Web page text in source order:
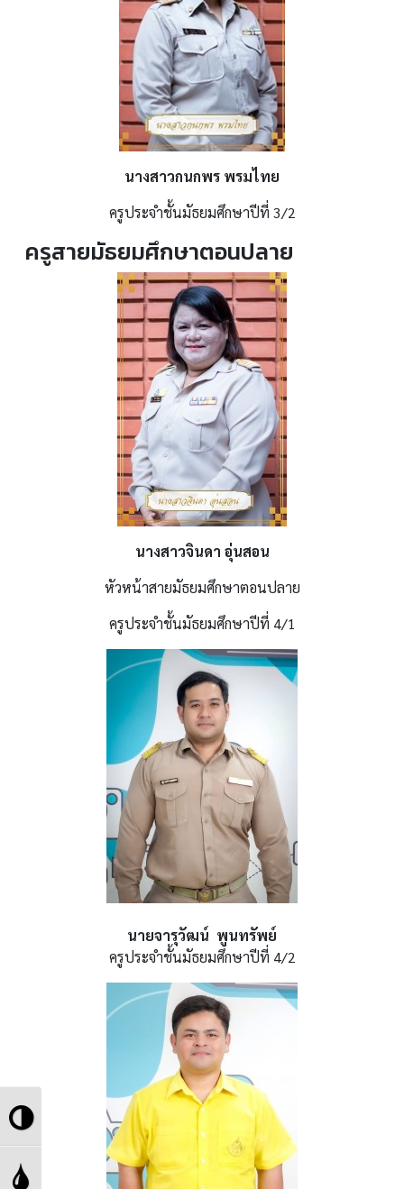
Toggle
High
Toggle
นางสาวกนกพร พรมไทย
ครูประจำชั้นมัธยมศึกษาปีที่ 3/2
ครูสายมัธยมศึกษาตอนปลาย
นางสาวจินดา อุ่นสอน
หัวหน้าสายมัธยมศึกษาตอนปลาย
ครูประจำชั้นมัธยมศึกษาปีที่ 4/1
นายจารุวัฒน์ พูนทรัพย์
ครูประจำชั้นมัธยมศึกษาปีที่ 4/2